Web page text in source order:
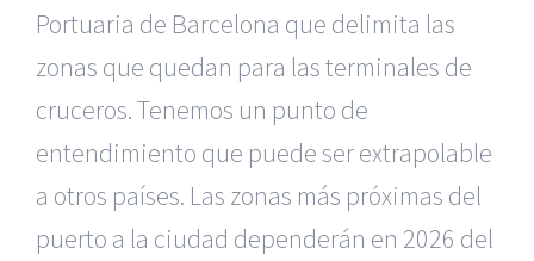
Portuaria de Barcelona que delimita las
zonas que quedan para las terminales de
cruceros. Tenemos un punto de
entendimiento que puede ser extrapolable
a otros países. Las zonas más próximas del
puerto a la ciudad dependerán en 2026 del